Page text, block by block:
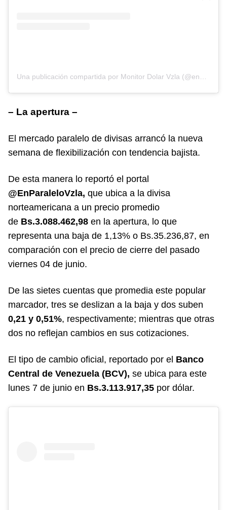
– La apertura –
El mercado paralelo de divisas arrancó la nueva
semana de flexibilización con tendencia bajista.
De esta manera lo reportó el portal
@EnParaleloVzla, que ubica a la divisa
norteamericana a un precio promedio
de Bs.3.088.462,98 en la apertura, lo que
representa una baja de 1,13% o Bs.35.236,87, en
comparación con el precio de cierre del pasado
viernes 04 de junio.
De las sietes cuentas que promedia este popular
marcador, tres se deslizan a la baja y dos suben
0,21 y 0,51%, respectivamente; mientras que otras
dos no reflejan cambios en sus cotizaciones.
El tipo de cambio oficial, reportado por el Banco
Central de Venezuela (BCV), se ubica para este
lunes 7 de junio en Bs.3.113.917,35 por dólar.